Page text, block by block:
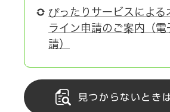
ぴったりサービスによる
ライン申請のご案内（電
請）
見つからないとき